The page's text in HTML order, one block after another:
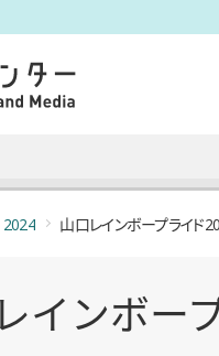
2024 山口レインボープライド
インボー